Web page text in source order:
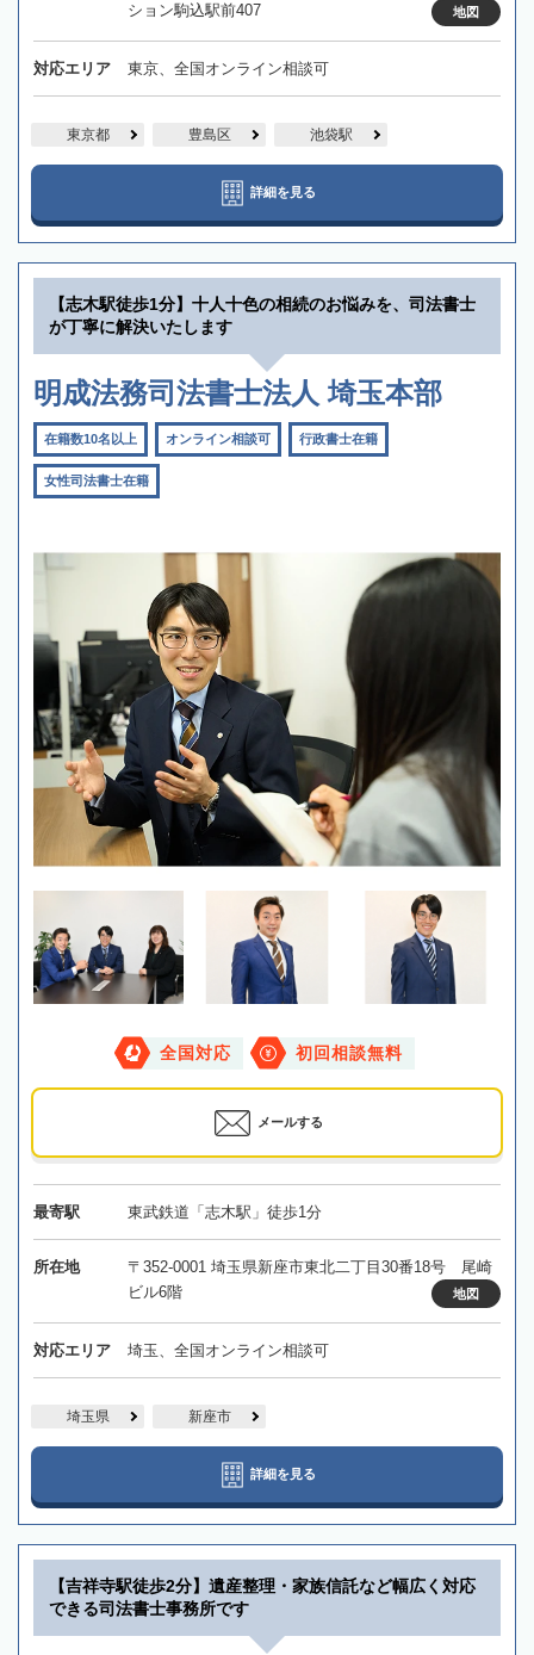
ション駒込駅前407
地図
対応エリア 東京、全国オンライン相談可
東京都 豊島区 池袋駅
詳細を見る
【志木駅徒歩1分】十人十色の相続のお悩みを、司法書士
が丁寧に解決いたします
明成法務司法書士法人 埼玉本部
在籍数10名以上 オンライン相談可 行政書士在籍
女性司法書士在籍
全国対応 初回相談無料
メールする
最寄駅 東武鉄道「志木駅」徒歩1分
所在地
〒352-0001 埼玉県新座市東北二丁目30番18号 尾崎
ビル6階
地図
対応エリア 埼玉、全国オンライン相談可
埼玉県 新座市
詳細を見る
【吉祥寺駅徒歩2分】遺産整理・家族信託など幅広く対応
できる司法書士事務所です